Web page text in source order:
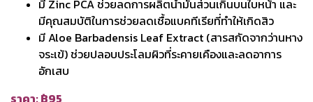
มี Zinc PCA ช่วยลดการผลิตน้ำมันส่วนเกินบนใบหน้า และ
มีคุณสมบัติในการช่วยลดเชื้อแบคทีเรียที่ทำให้เกิดสิว
มี Aloe Barbadensis Leaf Extract (สารสกัดจากว่านหาง
จระเข้) ช่วยปลอบประโลมผิวที่ระคายเคืองและลดอาการ
อักเสบ